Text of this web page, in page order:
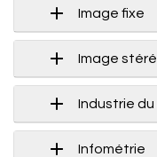
Image fixe
Image
Industrie
Infométrie